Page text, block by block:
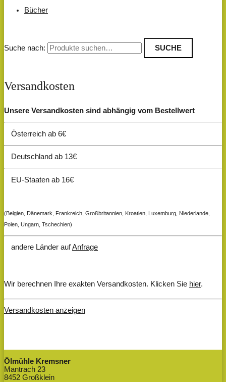
Bücher
Suche nach: SUCHE
Versandkosten
Unsere Versandkosten sind abhängig vom Bestellwert
Österreich ab 6€
Deutschland ab 13€
EU-Staaten ab 16€
(Belgien, Dänemark, Frankreich, Großbritannien, Kroatien, Luxemburg, Niederlande,
Polen, Ungarn, Tschechien)
andere Länder aufAnfrage
Wir berechnen Ihre exakten Versandkosten. Klicken Sie hier.
Versandkosten anzeigen
Ölmühle Kremsner
Mantrach 23
8452 Großklein